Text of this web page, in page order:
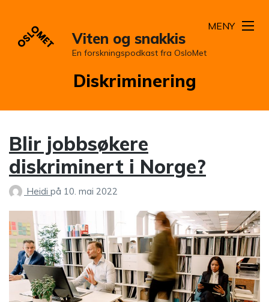
Viten og snakkis
En forskningspodkast fra OsloMet
MENY
Stikkord:
Diskriminering
Blir jobbsøkere
diskriminert i Norge?
Heidi på 10. mai 2022